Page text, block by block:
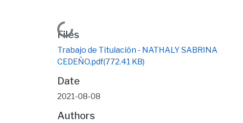
Loading...
Files
Trabajo de Titulación - NATHALY SABRINA
CEDEÑO.pdf(772.41 KB)
Date
2021-08-08
Authors